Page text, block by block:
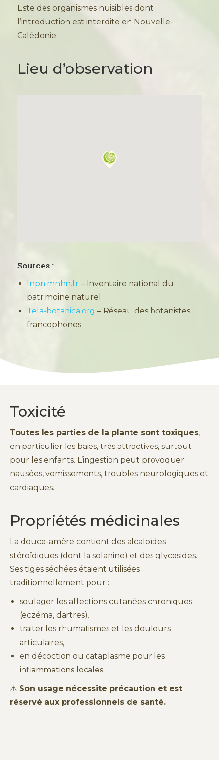
Liste des organismes nuisibles dont
l’introduction est interdite en Nouvelle-
Calédonie
Lieu d’observation
Sources :
Inpn.mnhn.fr – Inventaire national du
patrimoine naturel
Tela-botanica.org – Réseau des botanistes
francophones
Toxicité
Toutes les parties de la plante sont toxiques,
en particulier les baies, très attractives, surtout
pour les enfants. L’ingestion peut provoquer
nausées, vomissements, troubles neurologiques et
cardiaques.
Propriétés médicinales
La douce-amère contient des alcaloïdes
stéroïdiques (dont la solanine) et des glycosides.
Ses tiges séchées étaient utilisées
traditionnellement pour :
soulager les affections cutanées chroniques
(eczéma, dartres),
traiter les rhumatismes et les douleurs
articulaires,
en décoction ou cataplasme pour les
inflammations locales.
⚠️ Son usage nécessite précaution et est
réservé aux professionnels de santé.